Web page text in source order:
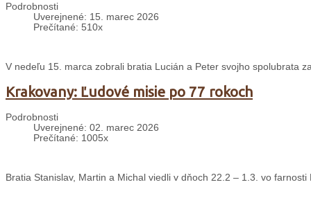
Podrobnosti
Uverejnené: 15. marec 2026
Prečítané: 510x
V nedeľu 15. marca zobrali bratia Lucián a Peter svojho spolubrata
Krakovany: Ľudové misie po 77 rokoch
Podrobnosti
Uverejnené: 02. marec 2026
Prečítané: 1005x
Bratia Stanislav, Martin a Michal viedli v dňoch 22.2 – 1.3. vo